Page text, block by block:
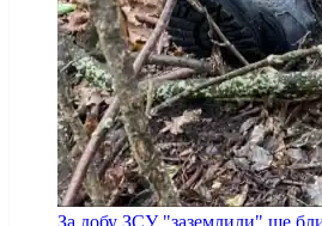
За добу ЗСУ "заземлили" ще